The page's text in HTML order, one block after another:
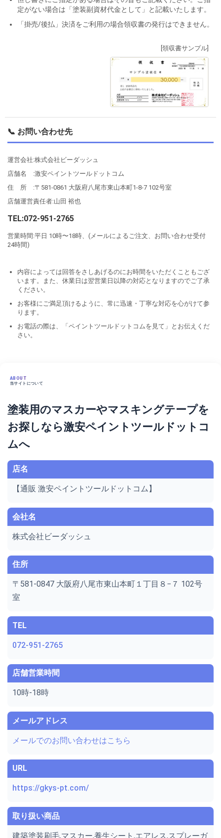
定がない場合は「塗装副資材代金として」と記載いたします。
「掛売/後払」決済をご利用の場合領収書の発行はできません。
[領収書サンプル]
📞 お問い合わせ先
運営会社:株式会社ビーダッシュ
店舗名 :激安ペイントツールドットコム
住 所 :〒581-0861 大阪府八尾市東山本町1-8-7 102号室
店舗運営責任者:山田 裕也
TEL:072-951-2765
営業時間:平日 10時〜18時、(メールによるご注文、お問い合わせ受付
24時間)
内容によっては回答をさしあげるのにお時間をいただくこともござ
います。また、休業日は翌営業日以降の対応となりますのでご了承
ください。
お客様にご満足頂けるように、常に迅速・丁寧な対応を心がけて参
ります。
お電話の際は、「ペイントツールドットコムを見て」とお伝えくだ
さい。
ABOUT
当サイトについて
塗装用のマスカーやマスキングテープを
お探しなら激安ペイントツールドットコ
ムへ
店名
【通販 激安ペイントツールドットコム】
会社名
株式会社ビーダッシュ
住所
〒581-0847 大阪府八尾市東山本町１丁目８−７ 102号
室
TEL
072-951-2765
店舗営業時間
10時-18時
メールアドレス
メールでのお問い合わせはこちら
URL
https://gkys-pt.com/
取り扱い商品
建築塗装刷毛,マスカー,養生シート,エアレス,スプレーガ